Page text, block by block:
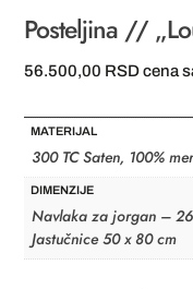
Posteljina //
56.500,00 RSD cena
MATERIJAL
300 TC Saten, 100%
DIMENZIJE
Navlaka za jorgan –
Jastučnice 50 x 80 cm